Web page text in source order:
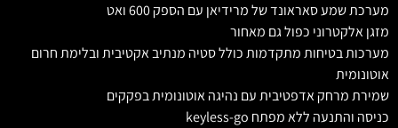
מערכת שמע סאראונד של מרידיאן עם הספק 600 ואט
מזגן אלקטרוני כפול גם מאחור
מערכות בטיחות מתקדמות כולל סטיה מנתיב אקטיבית ובלימת חרום
אוטונומית
שמירת מרחק אדפטיבית עם נהיגה אוטונומית בפקקים
כניסה והתנעה ללא מפתח keyless-go